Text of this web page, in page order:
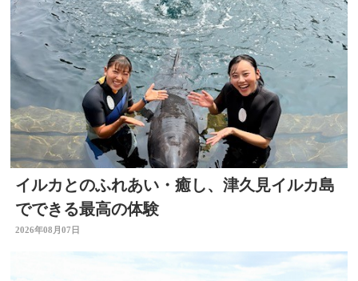
イルカとのふれあい・癒し、津久見イルカ島
でできる最高の体験
2026年08月07日